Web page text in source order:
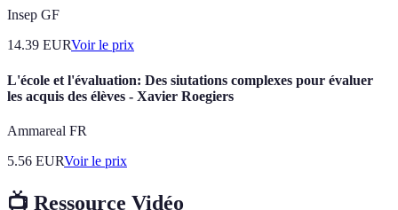
Insep GF
14.39 EURVoir le prix
L'école et l'évaluation: Des siutations complexes pour évaluer
les acquis des élèves - Xavier Roegiers
Ammareal FR
5.56 EURVoir le prix
📺 Ressource Vidéo